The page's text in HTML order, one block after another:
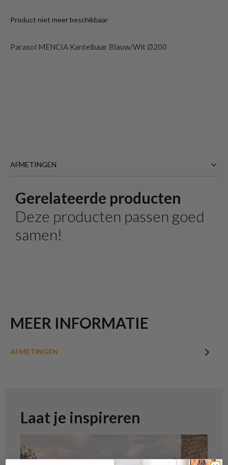
Product niet meer beschikbaar
Parasol MENCIA Kantelbaar Blauw/Wit Ø200
AFMETINGEN
BREEDTE 200 cm
200 cm
Meer afmetingen
Gerelateerde producten
Deze producten passen goed
samen!
MEER INFORMATIE
AFMETINGEN
Laat je inspireren